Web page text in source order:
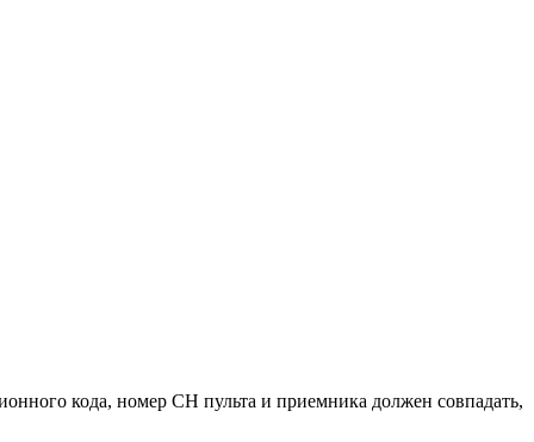
кода, номер СН пульта и приемника должен совпадать,